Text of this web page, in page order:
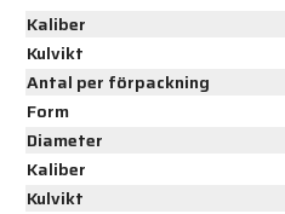
Kaliber
Kulvikt
Antal per förpackning
Form
Diameter
Kaliber
Kulvikt